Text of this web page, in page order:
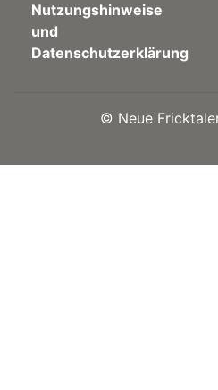
Nutzungshinweise
und
Datenschutzerklärung
© Neue